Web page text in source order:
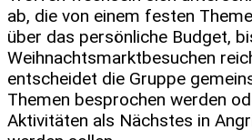
ab, die von einem festen
über das persönliche Budget,
Weihnachtsmarktbesuchen
entscheidet die Gruppe
Themen besprochen werden
Aktivitäten als Nächstes in